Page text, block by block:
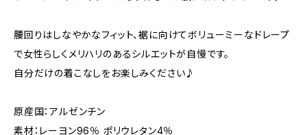
腰回りはしなやかなフィット、裾に向けてボリューミーなドレープ
で女性らしくメリハリのあるシルエットが自慢です。
自分だけの着こなしをお楽しみください♪
原産国：アルゼンチン
素材：レーヨン96％ ポリウレタン4％